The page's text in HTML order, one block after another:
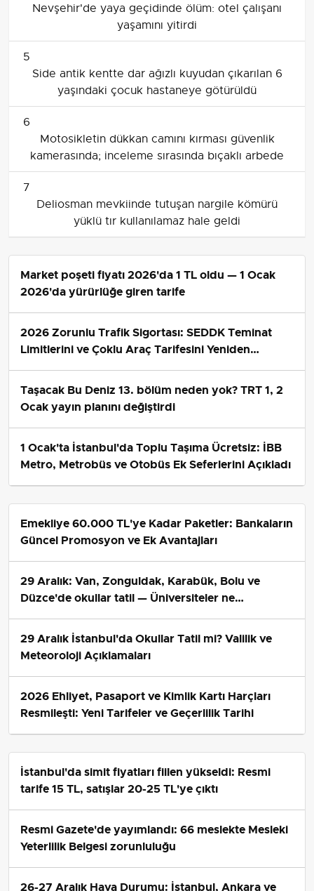
Nevşehir'de yaya geçidinde ölüm: otel çalışanı
yaşamını yitirdi
5
Side antik kentte dar ağızlı kuyudan çıkarılan 6
yaşındaki çocuk hastaneye götürüldü
6
Motosikletin dükkan camını kırması güvenlik
kamerasında; inceleme sırasında bıçaklı arbede
7
Deliosman mevkiinde tutuşan nargile kömürü
yüklü tır kullanılamaz hale geldi
Market poşeti fiyatı 2026'da 1 TL oldu — 1 Ocak
2026'da yürürlüğe giren tarife
2026 Zorunlu Trafik Sigortası: SEDDK Teminat
Limitlerini ve Çoklu Araç Tarifesini Yeniden
Taşacak Bu Deniz 13. bölüm neden yok? TRT 1, 2
Ocak yayın planını değiştirdi
1 Ocak'ta İstanbul'da Toplu Taşıma Ücretsiz: İBB
Metro, Metrobüs ve Otobüs Ek Seferlerini Açıkladı
Emekliye 60.000 TL'ye Kadar Paketler: Bankaların
Güncel Promosyon ve Ek Avantajları
29 Aralık: Van, Zonguldak, Karabük, Bolu ve
Düzce'de okullar tatil — Üniversiteler ne
29 Aralık İstanbul'da Okullar Tatil mi? Valilik ve
Meteoroloji Açıklamaları
2026 Ehliyet, Pasaport ve Kimlik Kartı Harçları
Resmileşti: Yeni Tarifeler ve Geçerlilik Tarihi
İstanbul'da simit fiyatları fiilen yükseldi: Resmi
tarife 15 TL, satışlar 20-25 TL'ye çıktı
Resmi Gazete'de yayımlandı: 66 meslekte Mesleki
Yeterlilik Belgesi zorunluluğu
26-27 Aralık Hava Durumu: İstanbul, Ankara ve